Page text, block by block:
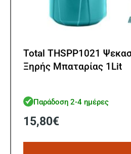
Total THSPP1021
Ξηρής Μπαταρίας 1Lit
Παράδοση 2-4 ημέρες
15,80€